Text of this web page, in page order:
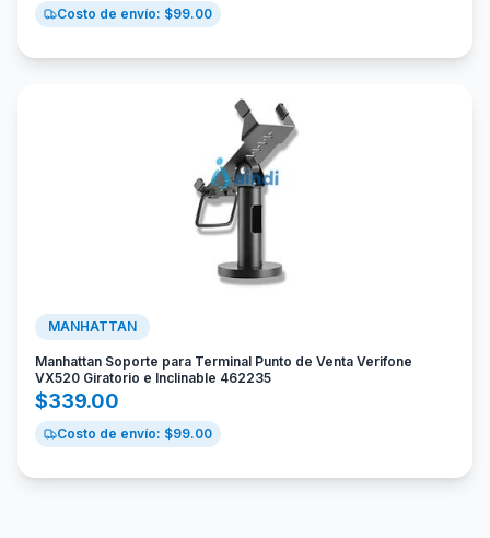
Costo de envío: $99.00
MANHATTAN
Manhattan Soporte para Terminal Punto de Venta Verifone
VX520 Giratorio e Inclinable 462235
$339.00
Costo de envío: $99.00